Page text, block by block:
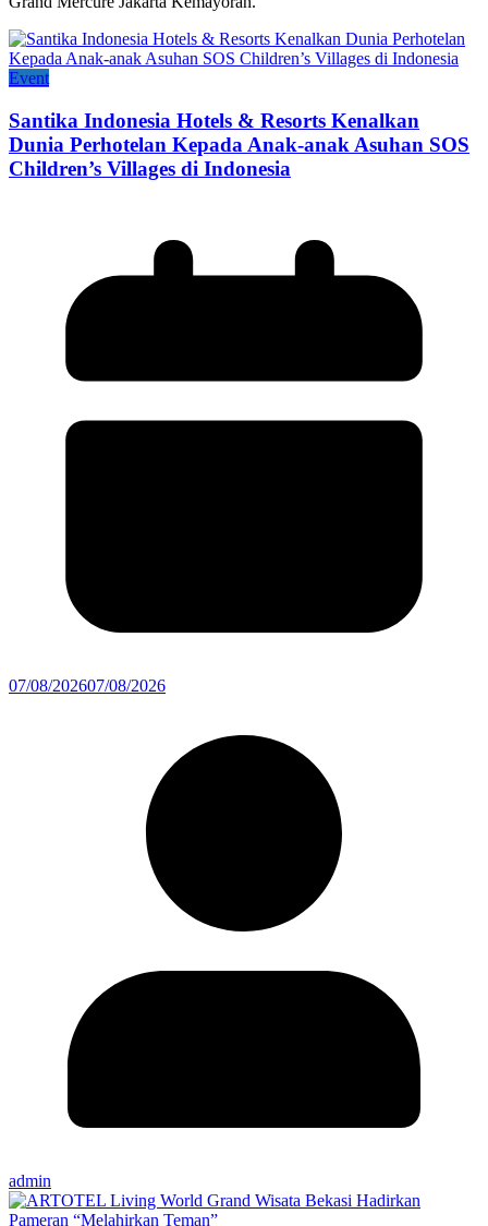
Event
Santika Indonesia Hotels & Resorts Kenalkan
Dunia Perhotelan Kepada Anak-anak Asuhan SOS
Children’s Villages di Indonesia
07/08/202607/08/2026
admin